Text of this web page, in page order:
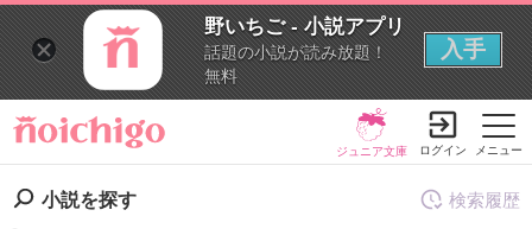
野いちご - 小説アプリ
話題の小説が読み放題！
無料
入手
メニュー
ジュニア文庫 ログイン
小説を探す 検索履歴